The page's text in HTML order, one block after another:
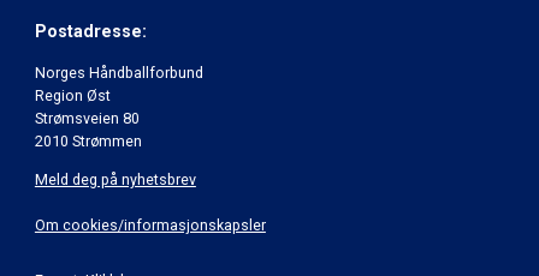
Postadresse:
Norges Håndballforbund
Region Øst
Strømsveien 80
2010 Strømmen
Meld deg på nyhetsbrev
Om cookies/informasjonskapsler